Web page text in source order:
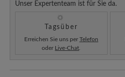
Unser Expertenteam ist für Sie da.
Tagsüber
Erreichen Sie uns per Telefon
oder Live-Chat